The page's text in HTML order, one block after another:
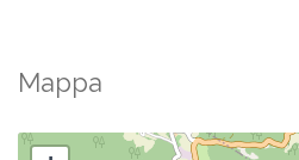
Mappa